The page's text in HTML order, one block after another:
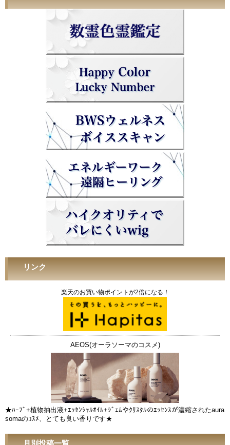
リンク
楽天のお買い物ポイントが2倍になる！
AEOS(オーラソーマのコスメ)
★ﾊｰﾌﾞ+植物抽出液+ｴｯｾﾝｼｬﾙｵｲﾙ+ｼﾞｪﾑやｸﾘｽﾀﾙのｴｯｾﾝｽが濃縮されたaura
somaのｺｽﾒ、とても良い香りです★
月別投稿一覧